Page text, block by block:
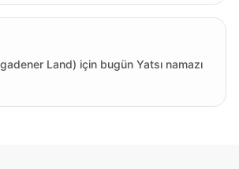
Land) için bugün Yatsı namazı